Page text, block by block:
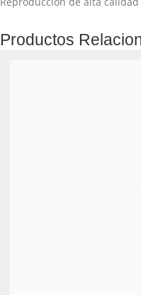
Productos